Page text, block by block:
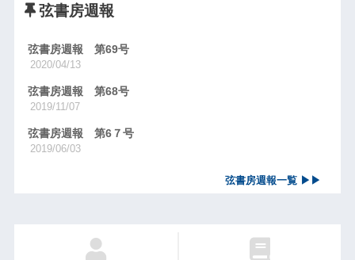
弦書房週報
弦書房週報 第69号
2020/04/13
弦書房週報 第68号
2019/11/07
弦書房週報 第6７号
2019/06/03
弦書房週報一覧 ▶▶